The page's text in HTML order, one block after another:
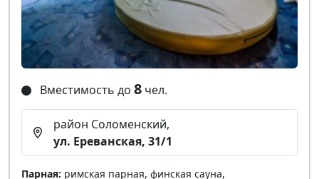
Вместимость до 8 чел.
район Соломенский,
ул. Ереванская, 31/1
Парная: римская парная, финская сауна,